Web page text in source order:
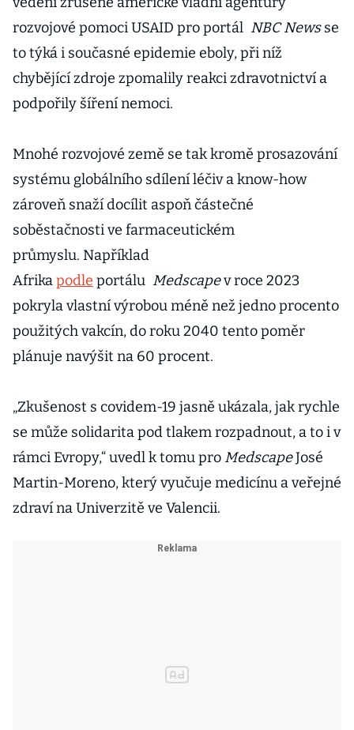
rozvojové pomoci USAID pro portál NBC Newsse
to týká i současné epidemie eboly, při níž
chybějící zdroje zpomalily reakci zdravotnictví a
podpořily šíření nemoci.
Mnohé rozvojové země se tak kromě prosazování
systému globálního sdílení léčiv a know-how
zároveň snaží docílit aspoň částečné
soběstačnosti ve farmaceutickém
průmyslu. Například
Afrikapodle portálu Medscapev roce 2023
pokryla vlastní výrobou méně než jedno procento
použitých vakcín, do roku 2040 tento poměr
plánuje navýšit na 60 procent.
„Zkušenost s covidem-19 jasně ukázala, jak rychle
se může solidarita pod tlakem rozpadnout, a to i v
rámci Evropy,“ uvedl k tomu pro MedscapeJosé
Martin-Moreno, který vyučuje medicínu a veřejné
zdraví na Univerzitě ve Valencii.